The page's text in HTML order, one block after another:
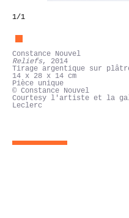
1/1
Constance Nouvel
Reliefs, 2014
Tirage argentique sur
14 x 28 x 14 cm
Pièce unique
© Constance Nouvel
Courtesy l'artiste et la
Leclerc